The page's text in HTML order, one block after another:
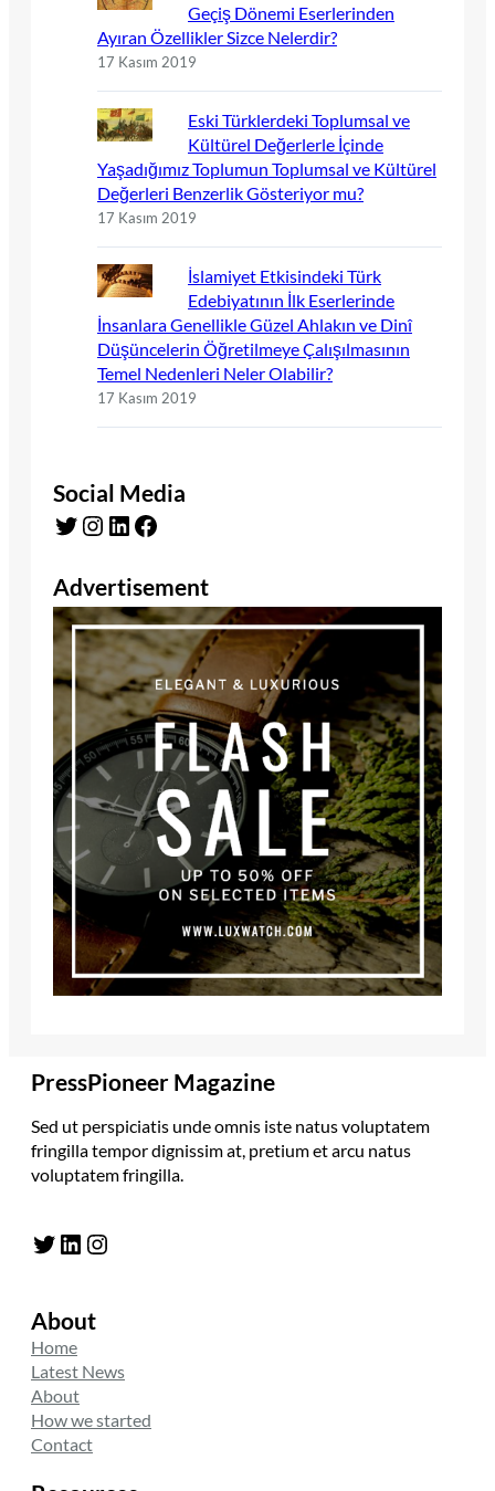
Geçiş Dönemi Eserlerinden
Ayıran Özellikler Sizce Nelerdir?
17 Kasım 2019
Eski Türklerdeki Toplumsal ve
Kültürel Değerlerle İçinde
Yaşadığımız Toplumun Toplumsal ve Kültürel
Değerleri Benzerlik Gösteriyor mu?
17 Kasım 2019
İslamiyet Etkisindeki Türk
Edebiyatının İlk Eserlerinde
İnsanlara Genellikle Güzel Ahlakın ve Dinî
Düşüncelerin Öğretilmeye Çalışılmasının
Temel Nedenleri Neler Olabilir?
17 Kasım 2019
Social Media
Twitter Instagram LinkedIn Facebook
Advertisement
PressPioneer Magazine
Sed ut perspiciatis unde omnis iste natus voluptatem
fringilla tempor dignissim at, pretium et arcu natus
voluptatem fringilla.
Twitter LinkedIn Instagram
About
Home
Latest News
About
How we started
Contact